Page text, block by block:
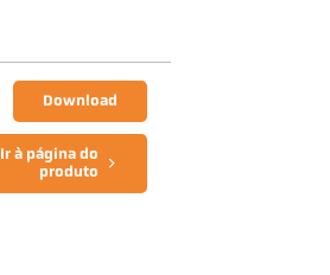
Download
Ir à página do
produto